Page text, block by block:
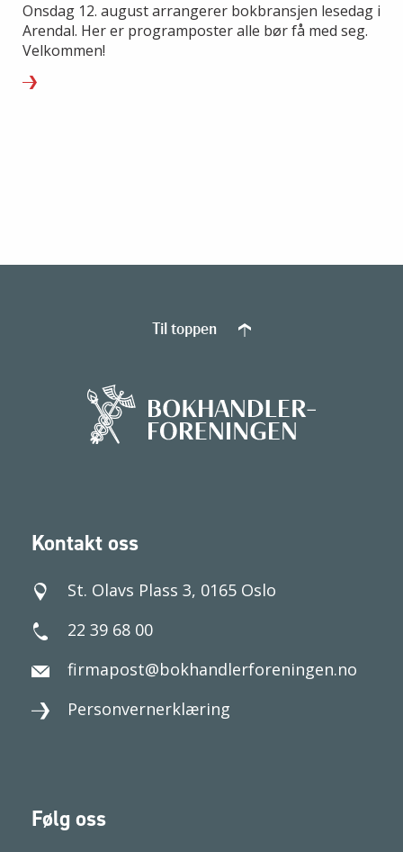
Onsdag 12. august arrangerer bokbransjen lesedag i
Arendal. Her er programposter alle bør få med seg.
Velkommen!
Kontakt oss
St. Olavs Plass 3, 0165 Oslo
22 39 68 00
firmapost@bokhandlerforeningen.no
Personvernerklæring
Følg oss
Til toppen